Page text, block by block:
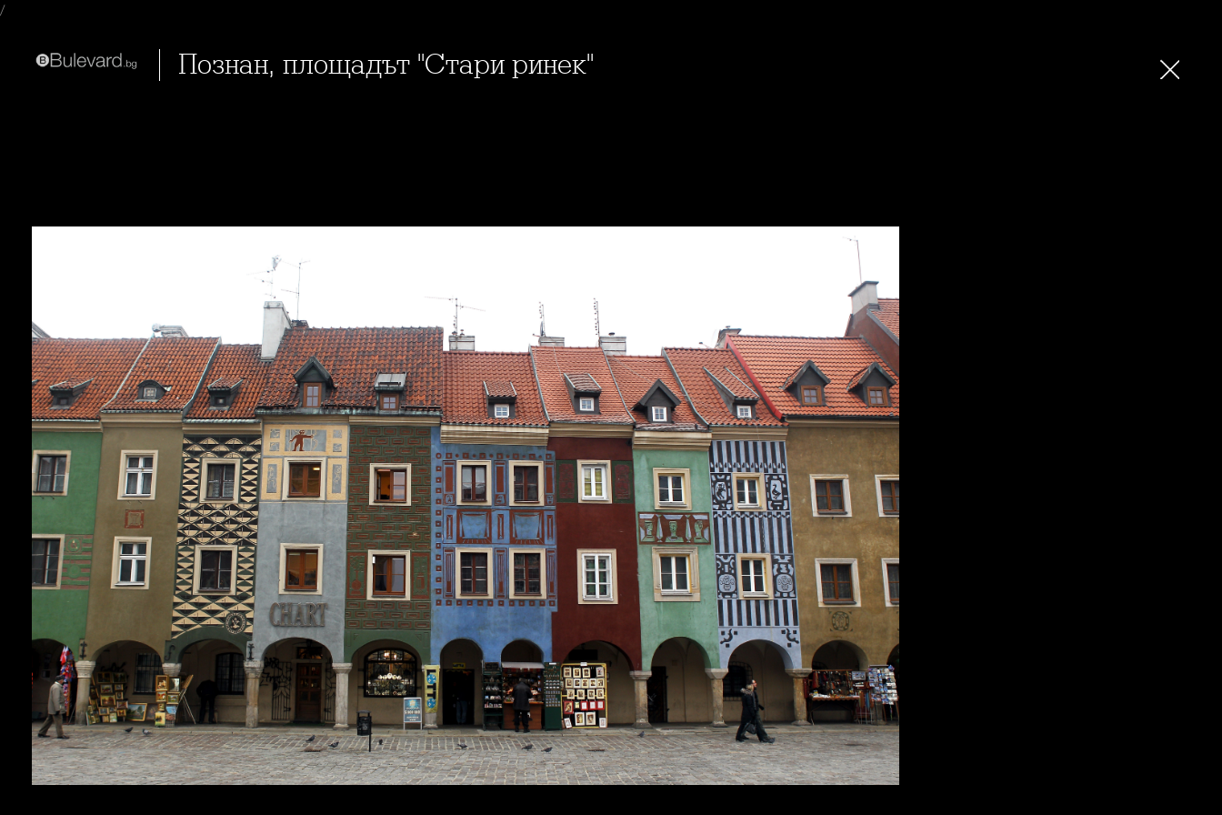
/
Познан, площадът "Стари ринек"